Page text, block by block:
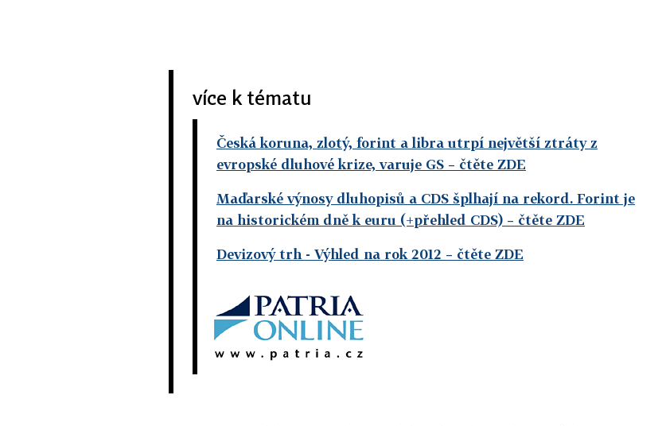
více k tématu
Česká koruna, zlotý, forint a libra utrpí největší ztráty z
evropské dluhové krize, varuje GS – čtěte ZDE
Maďarské výnosy dluhopisů a CDS šplhají na rekord. Forint je
na historickém dně k euru (+přehled CDS) – čtěte ZDE
Devizový trh - Výhled na rok 2012 – čtěte ZDE